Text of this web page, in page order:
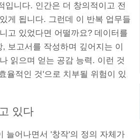
입니다. 인간은 더 창의적이고 전
게 됩니다. 그런데 이 반복 업무들
고 있었다면 어떨까요? 데이터를
보고서를 작성하며 깊어지는 이
읽으며 얻는 공감 능력. 이런 것
율적인 것'으로 치부될 위험이 있
있다
늘어나면서 '창작'의 정의 자체가